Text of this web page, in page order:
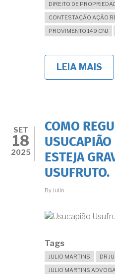
DIREITO DE
CONTESTAÇÃO AÇÃO
PROVIMENTO 149 CNJ
LEIA MAIS
O
A
SET
18
2025
COMO
ESTEJA
USUFRUTO.
ByJulio
Tags
JULIO MARTINS
DR
JULIO MARTINS